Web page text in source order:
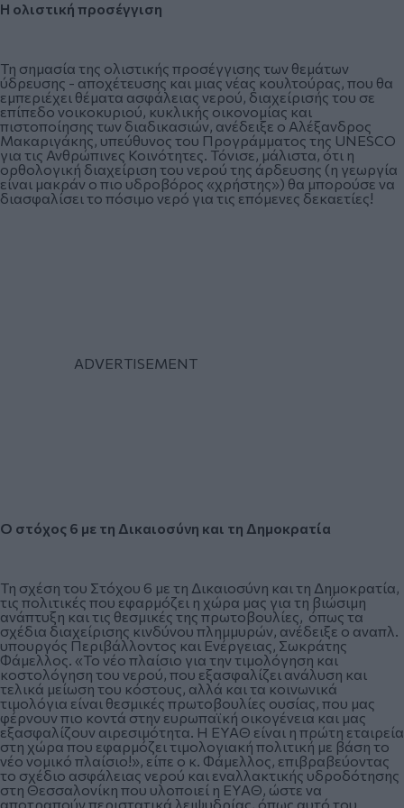
Η ολιστική προσέγγιση
Τη σημασία της ολιστικής προσέγγισης των θεμάτων
ύδρευσης - αποχέτευσης και μιας νέας κουλτούρας, που θα
εμπεριέχει θέματα ασφάλειας νερού, διαχείρισής του σε
επίπεδο νοικοκυριού, κυκλικής οικονομίας και
πιστοποίησης των διαδικασιών, ανέδειξε ο Αλέξανδρος
Μακαριγάκης, υπεύθυνος του Προγράμματος της UNESCO
για τις Ανθρώπινες Κοινότητες. Τόνισε, μάλιστα, ότι η
ορθολογική διαχείριση του νερού της άρδευσης (η γεωργία
είναι μακράν ο πιο υδροβόρος «χρήστης») θα μπορούσε να
διασφαλίσει το πόσιμο νερό για τις επόμενες δεκαετίες!
Ο στόχος 6 με τη Δικαιοσύνη και τη Δημοκρατία
Τη σχέση του Στόχου 6 με τη Δικαιοσύνη και τη Δημοκρατία,
τις πολιτικές που εφαρμόζει η χώρα μας για τη βιώσιμη
ανάπτυξη και τις θεσμικές της πρωτοβουλίες, όπως τα
σχέδια διαχείρισης κινδύνου πλημμυρών, ανέδειξε ο αναπλ.
υπουργός Περιβάλλοντος και Ενέργειας, Σωκράτης
Φάμελλος. «Το νέο πλαίσιο για την τιμολόγηση και
κοστολόγηση του νερού, που εξασφαλίζει ανάλυση και
τελικά μείωση του κόστους, αλλά και τα κοινωνικά
τιμολόγια είναι θεσμικές πρωτοβουλίες ουσίας, που μας
φέρνουν πιο κοντά στην ευρωπαϊκή οικογένεια και μας
εξασφαλίζουν αιρεσιμότητα. Η ΕΥΑΘ είναι η πρώτη εταιρεία
στη χώρα που εφαρμόζει τιμολογιακή πολιτική με βάση το
νέο νομικό πλαίσιο!», είπε ο κ. Φάμελλος, επιβραβεύοντας
το σχέδιο ασφάλειας νερού και εναλλακτικής υδροδότησης
στη Θεσσαλονίκη που υλοποιεί η ΕΥΑΘ, ώστε να
αποτραπούν περιστατικά λειψυδρίας, όπως αυτό του